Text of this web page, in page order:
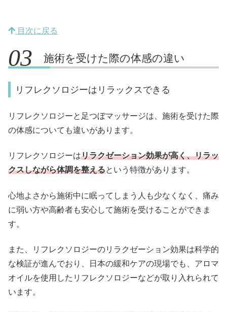
目次に戻る
施術を受けた際の体感の違い
リフレクソロジーはリラックスできる
リフレクソロジーと足つぼマッサージは、施術を受けた際
の体感についても違いがあります。
リフレクソロジーはリラクゼーション効果が高く、リラッ
クスしながら体調を整えるという特徴があります。
心地よさから施術中に眠ってしまう人も少なくなく、痛み
に弱い方や高齢者も安心して施術を受けることができま
す。
また、リフレクソロジーのリラクゼーション効果は科学的
な検証が進んでおり、日本の緩和ケアの現場でも、アロマ
オイルを使用したリフレクソロジーなどが取り入れられて
います。